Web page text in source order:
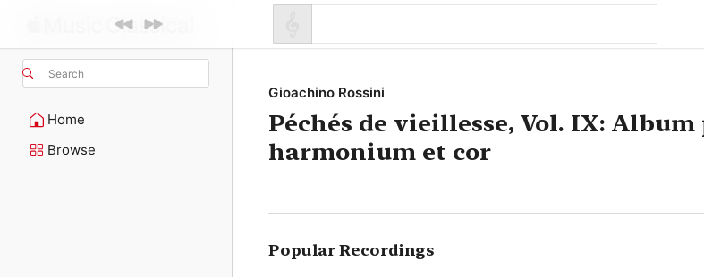
Search
Home
Browse
Gioachino Rossini
Péchés de vieillesse, Vol. IX:
harmonium et cor
Popular Recordings